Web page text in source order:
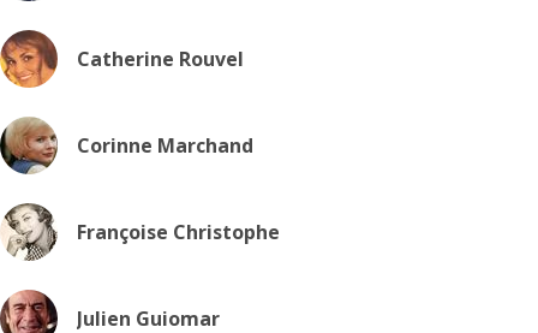
Catherine Rouvel
Corinne Marchand
Françoise Christophe
Julien Guiomar